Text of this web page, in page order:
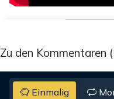
Zu den Kommentaren
Einmalig